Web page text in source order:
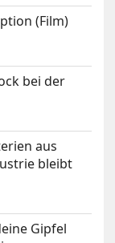
(Film)
bei der
aus
bleibt
Gipfel